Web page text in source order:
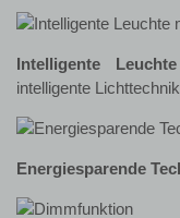
Intelligente
intelligente Lichttechnik
Energiesparende